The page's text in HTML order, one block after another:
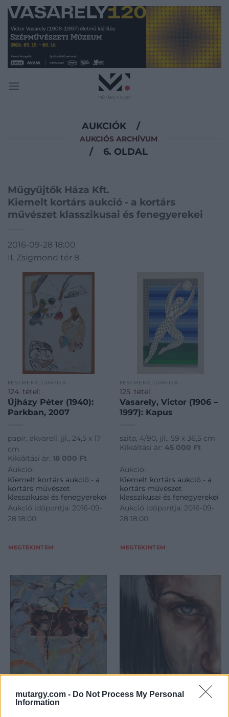
mutargy.com - Do Not Process My Personal
Information
Skip
content
AUKCIÓK /
AUKCIÓS ARCHÍVUM
/ 6. OLDAL
Műgyűjtők Háza Kft.
Kiemelt kortárs aukció - a kortárs
művészet klasszikusai és fenegyerekei
2016-09-28 18:00
II. Zsigmond tér 8.
FESTMÉNY, GRAFIKA
124. tétel:
Újházy Péter (1940):
Parkban, 2007
papír, akvarell, jjl., 24,5 x 17
cm
Kikiáltási ár: 18 000 Ft
Aukció:
Kiemelt kortárs aukció - a
kortárs művészet
klasszikusai és fenegyerekei
Aukció időpontja: 2016-09-
28 18:00
MEGTEKINTEM
FESTMÉNY, GRAFIKA
125. tétel:
Vasarely, Victor (1906 –
1997): Kapus
szita, 4/90, jjl., 59 x 36,5 cm
Kikiáltási ár: 45 000 Ft
Aukció:
Kiemelt kortárs aukció - a
kortárs művészet
klasszikusai és fenegyerekei
Aukció időpontja: 2016-09-
28 18:00
MEGTEKINTEM
126. tétel:
Végh András (1940):
127. tétel: